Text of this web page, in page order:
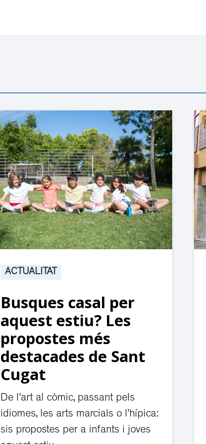
ACTUALITAT
Busques casal per
aquest estiu? Les
propostes més
destacades de Sant
Cugat
De l'art al còmic, passant pels
idiomes, les arts marcials o l'hípica:
sis propostes per a infants i joves